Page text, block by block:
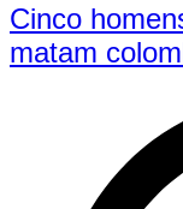
Cinco
matam